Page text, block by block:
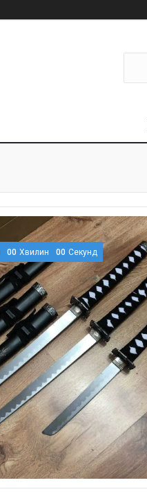
00 Хвилин 00 Секунд